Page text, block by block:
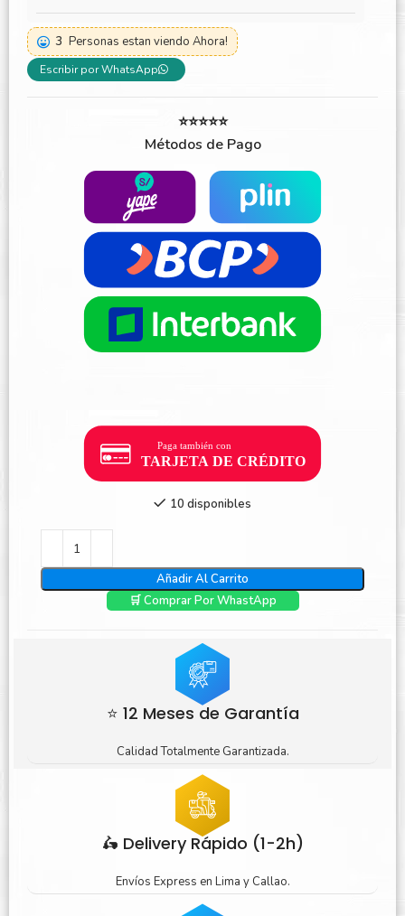
3 Personas estan viendo Ahora!
Escribir por WhatsApp
⭐⭐⭐⭐⭐
Métodos de Pago
10 disponibles
Añadir Al Carrito
🛒 Comprar Por WhastApp
⭐ 12 Meses de Garantía
Calidad Totalmente Garantizada.
🛵 Delivery Rápido (1-2h)
Envíos Express en Lima y Callao.